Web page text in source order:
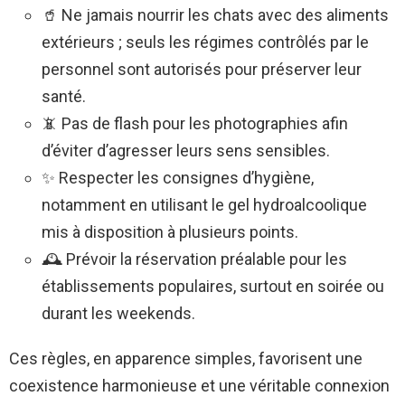
🥤 Ne jamais nourrir les chats avec des aliments
extérieurs ; seuls les régimes contrôlés par le
personnel sont autorisés pour préserver leur
santé.
📵 Pas de flash pour les photographies afin
d’éviter d’agresser leurs sens sensibles.
✨ Respecter les consignes d’hygiène,
notamment en utilisant le gel hydroalcoolique
mis à disposition à plusieurs points.
🕰️ Prévoir la réservation préalable pour les
établissements populaires, surtout en soirée ou
durant les weekends.
Ces règles, en apparence simples, favorisent une
coexistence harmonieuse et une véritable connexion